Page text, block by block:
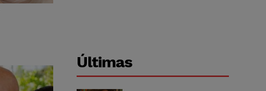
Últimas